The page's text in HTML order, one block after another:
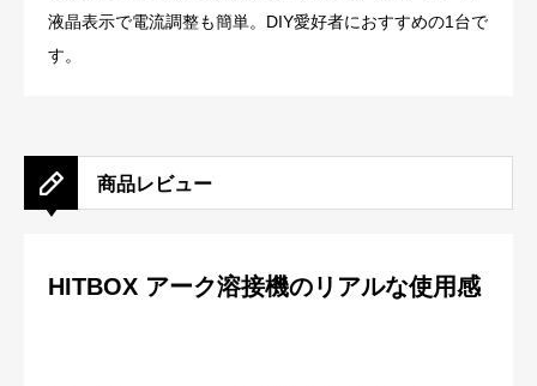
液晶表示で電流調整も簡単。DIY愛好者におすすめの1台で
す。
商品レビュー
HITBOX アーク溶接機のリアルな使用感